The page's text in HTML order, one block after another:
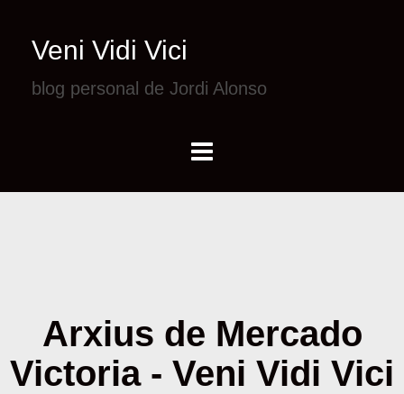
Veni Vidi Vici
blog personal de Jordi Alonso
Arxius de Mercado
Victoria - Veni Vidi Vici